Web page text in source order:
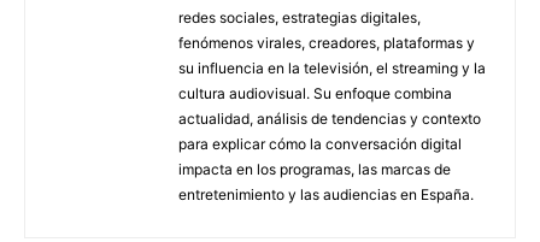
redes sociales, estrategias digitales,
fenómenos virales, creadores, plataformas y
su influencia en la televisión, el streaming y la
cultura audiovisual. Su enfoque combina
actualidad, análisis de tendencias y contexto
para explicar cómo la conversación digital
impacta en los programas, las marcas de
entretenimiento y las audiencias en España.